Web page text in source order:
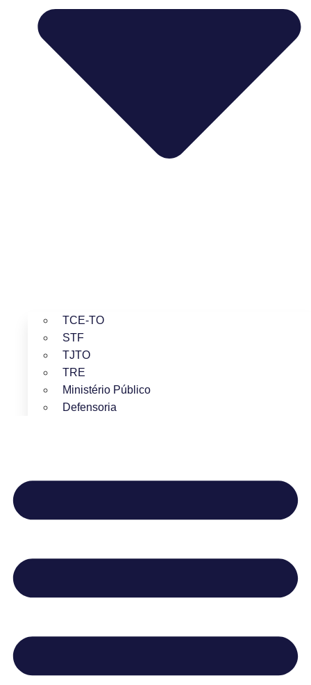
TCE-TO
STF
TJTO
TRE
Ministério Público
Defensoria